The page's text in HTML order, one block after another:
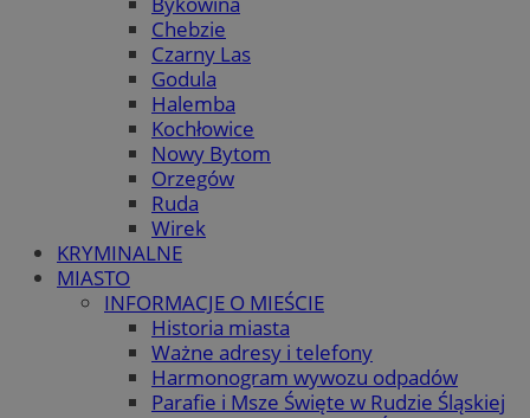
Chebzie
Czarny Las
Godula
Halemba
Kochłowice
Nowy Bytom
Orzegów
Ruda
Wirek
KRYMINALNE
MIASTO
INFORMACJE O MIEŚCIE
Historia miasta
Ważne adresy i telefony
Harmonogram wywozu odpadów
Parafie i Msze Święte w Rudzie Śląskiej